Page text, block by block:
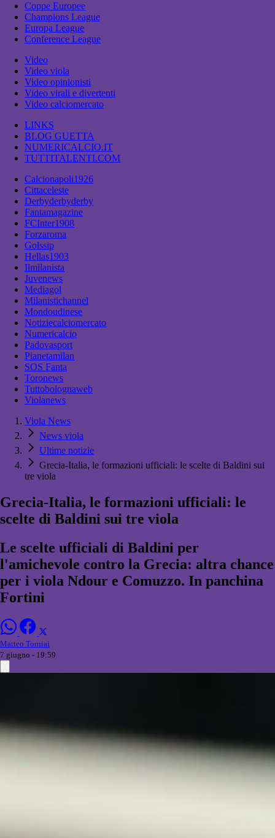
Coppe Europee
Champions League
Europa League
Conference League
Video
Video viola
Video opinionisti
Video virali e divertenti
Video calciomercato
LINKS
BLOG GUETTA
NUMERICALCIO.IT
TUTTITALENTI.COM
Calcionapoli1926
Cittaceleste
Derbyderbyderby
Fantamagazine
FCInter1908
Forzaroma
Golssip
Hellas1903
Ilmilanista
Juvenews
Mediagol
Milanistichannel
Mondoudinese
Notiziecalciomercato
Numericalcio
Padovasport
Pianetamilan
SOS Fanta
Toronews
Tuttobolognaweb
Violanews
Viola News
News viola
Ultime notizie
Grecia-Italia, le formazioni ufficiali: le scelte di Baldini sui
tre viola
Grecia-Italia, le formazioni ufficiali: le
scelte di Baldini sui tre viola
Le scelte ufficiali di Baldini per
l'amichevole contro la Grecia: altra chance
per i viola Ndour e Comuzzo. In panchina
Fortini
Matteo Torniai
7 giugno - 19:59